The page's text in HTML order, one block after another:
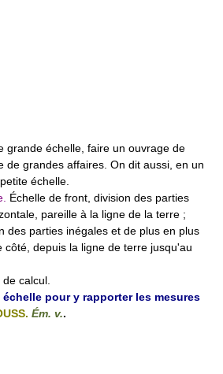
grande échelle, faire un ouvrage de
de grandes affaires. On dit aussi, en un
échelle.
Échelle de front, division des parties
pareille à la ligne de la terre ;
des parties inégales et de plus en plus
côté, depuis la ligne de terre jusqu'au
calcul.
pour y rapporter les mesures
Ém. v..